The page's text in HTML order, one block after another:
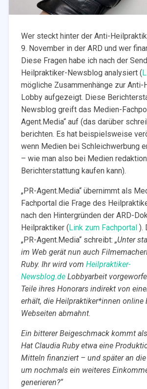
Wer steckt hinter der Anti-
9. November in der ARD und wer
Diese Fragen habe ich nach der
Heilpraktiker-Newsblog analysiert (
mögliche Zusammenhänge zur Anti-
Lobby aufgezeigt. Diese
Newsblog greift das Medien-
Agent.Media“ auf (das darüber
berichten. Es hat beispielsweise
wenn Medien bei Schleichwerbung
– wie man also bei Medien
Berichterstattung kaufen kann).
„PR-Agent.Media“ übernimmt als
Fachportal die Frage des
nach den Hintergründen der ARD-
Heilpraktiker (Link zum Fachportal).
„PR-Agent.Media“ schreibt: „Unter
im Web gerät nun auch
Ruby. Ihr wird vom Heilpraktiker-
Newsblog.deLobbyarbeit
Teile ihres Honorars indirekt von
erhält, die Heilpraktiker*innen online
Webseiten abmahnt.
Ein bitterer Beigeschmack kommt
Hat Claudia Ruby etwa eine
Mitteln finanziert – und später an die
um nochmals ein weiteres
generieren?“